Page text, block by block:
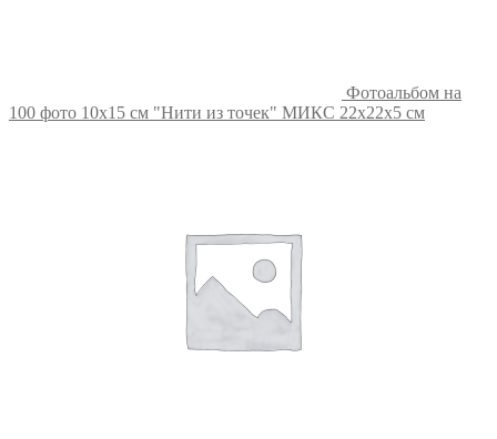
Фотоальбом на
100 фото 10х15 см "Нити из точек" МИКС 22х22х5 см